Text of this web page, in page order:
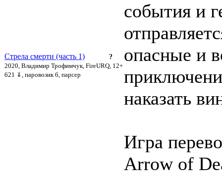
?
Стрела смерти (часть 1)
2020, Владимир Трофимчук, FireURQ, 12+
621 ⇓ , паровозик 6, парсер
события и
опасные и
наказать
Игра
Arrow of